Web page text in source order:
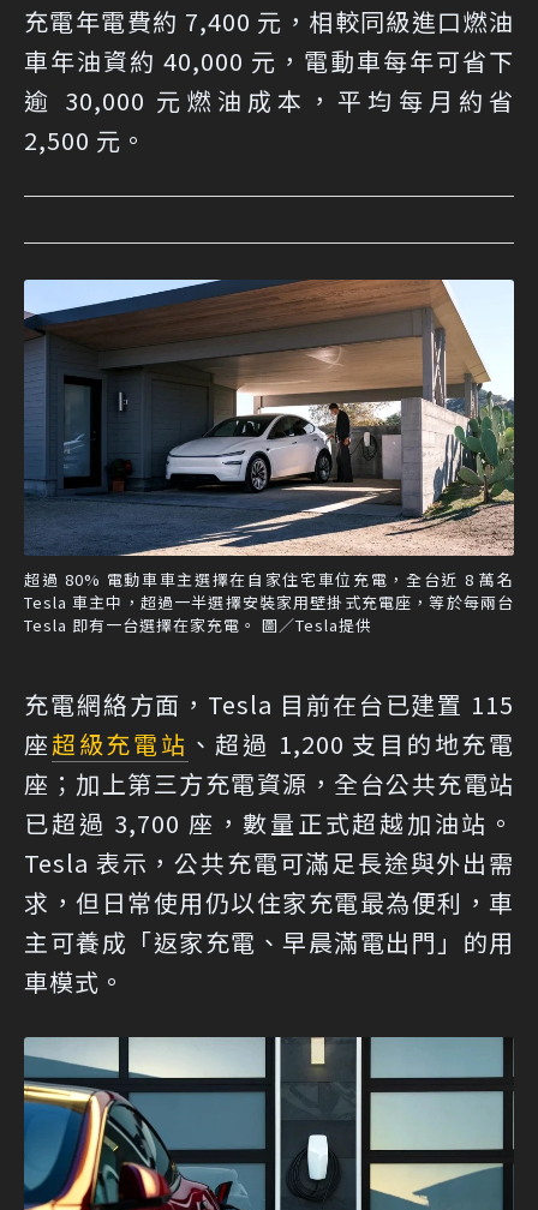
充電年電費約 7,400 元，相較同級進口燃油
車年油資約 40,000 元，電動車每年可省下
逾 30,000 元燃油成本，平均每月約省
2,500 元。
超過 80% 電動車車主選擇在自家住宅車位充電，全台近 8 萬名
Tesla 車主中，超過一半選擇安裝家用壁掛式充電座，等於每兩台
Tesla 即有一台選擇在家充電。 圖／Tesla提供
充電網絡方面，Tesla 目前在台已建置 115
座超級充電站 、超過 1,200 支目的地充電
座；加上第三方充電資源，全台公共充電站
已超過 3,700 座，數量正式超越加油站。
Tesla 表示，公共充電可滿足長途與外出需
求，但日常使用仍以住家充電最為便利，車
主可養成「返家充電、早晨滿電出門」的用
車模式。